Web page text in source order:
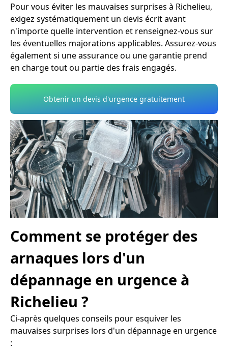
Pour vous éviter les mauvaises surprises à Richelieu,
exigez systématiquement un devis écrit avant
n'importe quelle intervention et renseignez-vous sur
les éventuelles majorations applicables. Assurez-vous
également si une assurance ou une garantie prend
en charge tout ou partie des frais engagés.
Obtenir un devis d'urgence gratuitement
Comment se protéger des
arnaques lors d'un
dépannage en urgence à
Richelieu ?
Ci-après quelques conseils pour esquiver les
mauvaises surprises lors d'un dépannage en urgence
: